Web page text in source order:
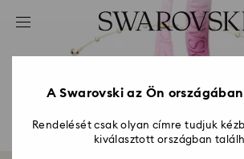
Hozzáférési-kulcs lista
2 - Lábléc
3 – Szűrés
4 - keresési találat
A Swarovski az Ön
Rendelését csak olyan címre tudjuk
kiválasztott országban